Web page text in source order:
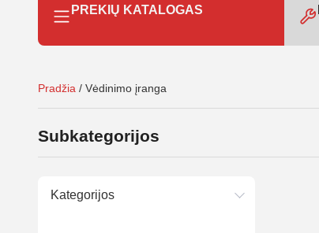
PREKIŲ KATALOGAS
Pradžia / Vėdinimo įranga
Subkategorijos
Kategorijos